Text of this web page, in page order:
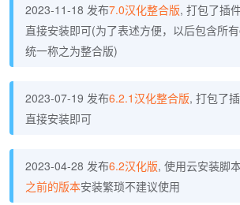
2023-11-18 发布7.0汉化整合版, 打包了插
直接安装即可(为了表述方便，以后包含所
统一称之为整合版)
2023-07-19 发布6.2.1汉化整合版, 打包了
直接安装即可
2023-04-28 发布6.2汉化版, 使用云安装脚
之前的版本安装繁琐不建议使用